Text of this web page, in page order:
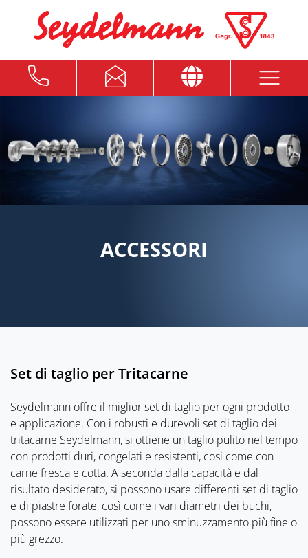
ACCESSORI
Set di taglio per Tritacarne
Seydelmann offre il miglior set di taglio per ogni prodotto
e applicazione. Con i robusti e durevoli set di taglio dei
tritacarne Seydelmann, si ottiene un taglio pulito nel tempo
con prodotti duri, congelati e resistenti, cosi come con
carne fresca e cotta. A seconda dalla capacità e dal
risultato desiderato, si possono usare differenti set di taglio
e di piastre forate, così come i vari diametri dei buchi,
possono essere utilizzati per uno sminuzzamento più fine o
più grezzo.